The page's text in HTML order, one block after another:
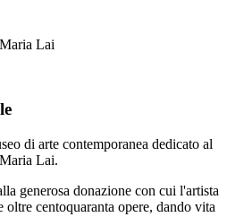
Lai
di arte contemporanea dedicato al
Lai.
generosa donazione con cui l'artista
oltre centoquaranta opere, dando vita